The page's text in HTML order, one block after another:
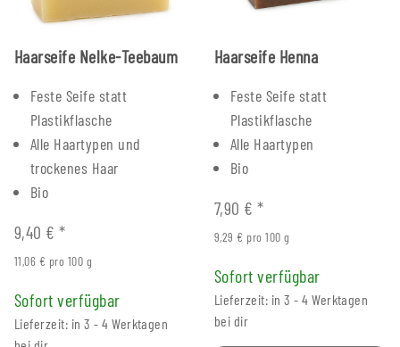
Haarseife Nelke-Teebaum
Feste Seife statt
Plastikflasche
Alle Haartypen und
trockenes Haar
Bio
9,40 €*
11,06 € pro 100 g
Sofort verfügbar
Lieferzeit: in 3 - 4 Werktagen
Haarseife Henna
Feste Seife statt
Plastikflasche
Alle Haartypen
Bio
7,90 €*
9,29 € pro 100 g
Sofort verfügbar
Lieferzeit: in 3 - 4 Werktagen
bei dir